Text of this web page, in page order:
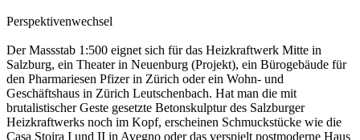
Perspektivenwechsel
Der Massstab 1:500 eignet sich für das Heizkraftwerk Mitte in
Salzburg, ein Theater in Neuenburg (Projekt), ein Bürogebäude für
den Pharmariesen Pfizer in Zürich oder ein Wohn- und
Geschäftshaus in Zürich Leutschenbach. Hat man die mit
brutalistischer Geste gesetzte Betonskulptur des Salzburger
Heizkraftwerks noch im Kopf, erscheinen Schmuckstücke wie die
Casa Stoira I und II in Avegno oder das verspielt postmoderne Haus